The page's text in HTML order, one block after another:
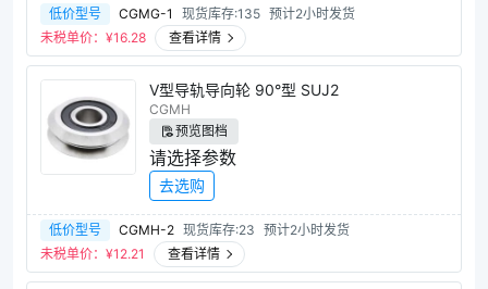
低价型号 CGMG-1 现货库存:135 预计2小时发货
未税单价：¥16.28 查看详情
V型导轨导向轮 90°型 SUJ2
CGMH
预览图档
请选择参数
去选购
低价型号 CGMH-2 现货库存:23 预计2小时发货
未税单价：¥12.21 查看详情